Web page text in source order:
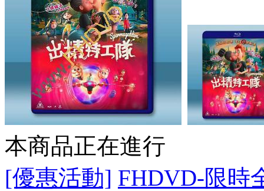
本商品正在進行
[優惠活動] FHDVD-限時